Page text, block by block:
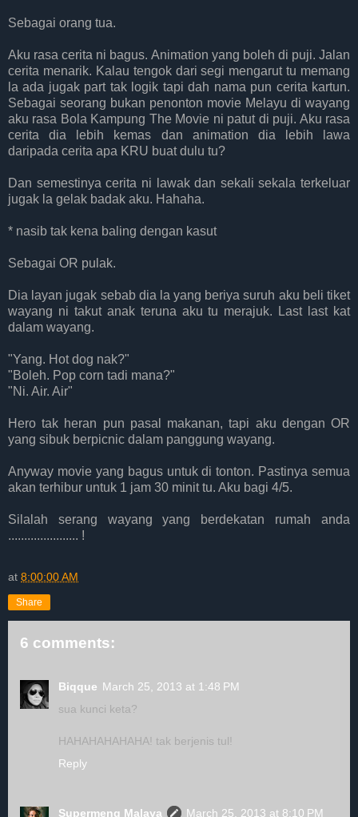
Sebagai orang tua.
Aku rasa cerita ni bagus. Animation yang boleh di puji. Jalan
cerita menarik. Kalau tengok dari segi mengarut tu memang
la ada jugak part tak logik tapi dah nama pun cerita kartun.
Sebagai seorang bukan penonton movie Melayu di wayang
aku rasa Bola Kampung The Movie ni patut di puji. Aku rasa
cerita dia lebih kemas dan animation dia lebih lawa
daripada cerita apa KRU buat dulu tu?
Dan semestinya cerita ni lawak dan sekali sekala terkeluar
jugak la gelak badak aku. Hahaha.
* nasib tak kena baling dengan kasut
Sebagai OR pulak.
Dia layan jugak sebab dia la yang beriya suruh aku beli tiket
wayang ni takut anak teruna aku tu merajuk. Last last kat
dalam wayang.
"Yang. Hot dog nak?"
"Boleh. Pop corn tadi mana?"
"Ni. Air. Air"
Hero tak heran pun pasal makanan, tapi aku dengan OR
yang sibuk berpicnic dalam panggung wayang.
Anyway movie yang bagus untuk di tonton. Pastinya semua
akan terhibur untuk 1 jam 30 minit tu. Aku bagi 4/5.
Silalah serang wayang yang berdekatan rumah anda
...................... !
at 8:00:00 AM
Share
6 comments:
Biqque March 25, 2013 at 1:48 PM
sua kunci keta?
HAHAHAHAHAHA! tak berjenis tul!
Reply
Supermeng Malaya
March 25, 2013 at 8:10 PM